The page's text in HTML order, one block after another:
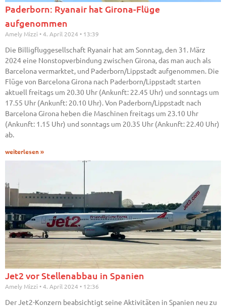
Paderborn: Ryanair hat Girona-Flüge
aufgenommen
Amely Mizzi 4. April 2024 13:39
Die Billigfluggesellschaft Ryanair hat am Sonntag, den 31. März
2024 eine Nonstopverbindung zwischen Girona, das man auch als
Barcelona vermarktet, und Paderborn/Lippstadt aufgenommen. Die
Flüge von Barcelona Girona nach Paderborn/Lippstadt starten
aktuell freitags um 20.30 Uhr (Ankunft: 22.45 Uhr) und sonntags um
17.55 Uhr (Ankunft: 20.10 Uhr). Von Paderborn/Lippstadt nach
Barcelona Girona heben die Maschinen freitags um 23.10 Uhr
(Ankunft: 1.15 Uhr) und sonntags um 20.35 Uhr (Ankunft: 22.40 Uhr)
ab.
weiterlesen »
Jet2 vor Stellenabbau in Spanien
Amely Mizzi 4. April 2024 12:36
Der Jet2-Konzern beabsichtigt seine Aktivitäten in Spanien neu zu